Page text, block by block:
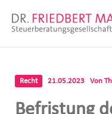
Inhalt
Recht 21.05.2023 Von
Befristung